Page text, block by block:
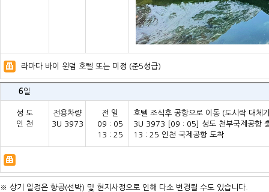
라마다 바이 윈덤 호텔 또는 미정 (준5성급)
6일
성 도
인 천
전용차량
3U 3973
전 일
09 : 05
13 : 25
호텔 조식후 공항으로 이동 (도시락 대
3U 3973 [09 : 05] 성도 천부국제공항
13 : 25 인천 국제공항 도착
※ 상기 일정은 항공(선박) 및 현지사정으로 인해 다소 변경될 수도 있습니다.